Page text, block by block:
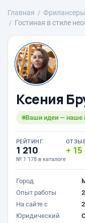
Главная Фрилансеры
Гостиная в стиле
Ксения
Ваши идеи — наше
РЕЙТИНГ
1 210
№ 1 178 в каталоге
15
Город
Опыт работы
На сайте с
Юридический